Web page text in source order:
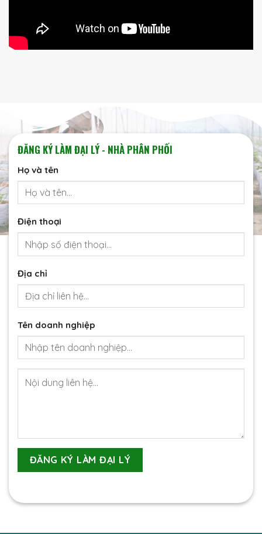
ĐĂNG KÝ LÀM ĐẠI LÝ - NHÀ PHÂN PHỐI
Họ và tên
Điện thoại
Địa chỉ
Tên doanh nghiệp